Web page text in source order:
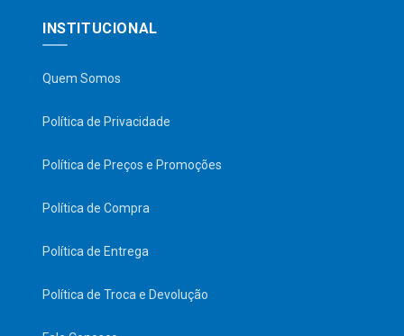
INSTITUCIONAL
Quem Somos
Política de Privacidade
Política de Preços e Promoções
Política de Compra
Política de Entrega
Política de Troca e Devolução